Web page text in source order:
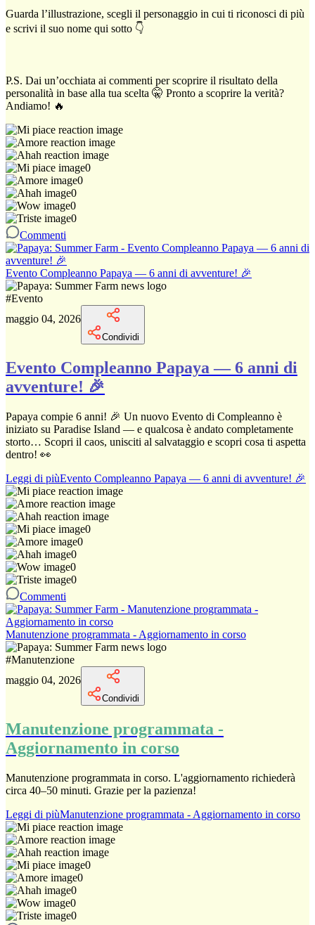
Guarda l’illustrazione, scegli il personaggio in cui ti riconosci di più
e scrivi il suo nome qui sotto 👇
P.S. Dai un’occhiata ai commenti per scoprire il risultato della
personalità in base alla tua scelta 🤫 Pronto a scoprire la verità?
Andiamo! 🔥
0
0
0
0
0
Commenti
Evento Compleanno Papaya — 6 anni di avventure! 🎉
#Evento
maggio 04, 2026
Condividi
Evento Compleanno Papaya — 6 anni di
avventure! 🎉
Papaya compie 6 anni! 🎉 Un nuovo Evento di Compleanno è
iniziato su Paradise Island — e qualcosa è andato completamente
storto… Scopri il caos, unisciti al salvataggio e scopri cosa ti aspetta
dentro! 👀
Leggi di piùEvento Compleanno Papaya — 6 anni di avventure! 🎉
0
0
0
0
0
Commenti
Manutenzione programmata - Aggiornamento in corso
#Manutenzione
maggio 04, 2026
Condividi
Manutenzione programmata -
Aggiornamento in corso
Manutenzione programmata in corso. L'aggiornamento richiederà
circa 40–50 minuti. Grazie per la pazienza!
Leggi di piùManutenzione programmata - Aggiornamento in corso
0
0
0
0
0